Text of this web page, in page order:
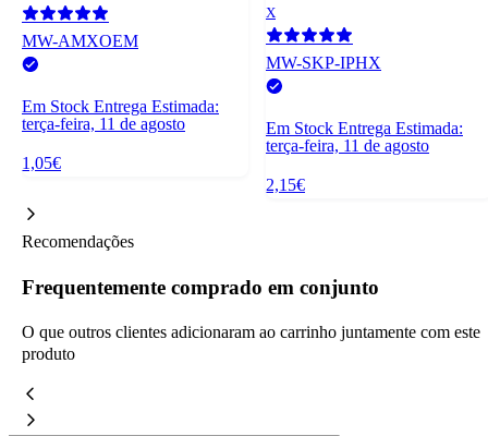
MW-AMXOEM
Em Stock Entrega Estimada:
terça-feira, 11 de agosto
1,05€
X
MW-SKP-IPHX
Em Stock Entrega Estimada:
terça-feira, 11 de agosto
2,15€
Recomendações
Frequentemente comprado em conjunto
O que outros clientes adicionaram ao carrinho juntamente com este
produto